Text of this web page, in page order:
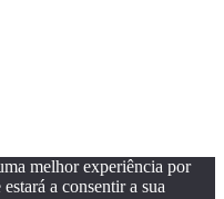
melhor experiência por
a consentir a sua